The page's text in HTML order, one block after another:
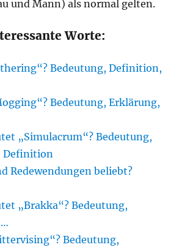
und Mann) als normal gelten.
Worte:
Bedeutung, Definition,
Bedeutung, Erklärung,
„Simulacrum“? Bedeutung,
Definition
Redewendungen beliebt?
„Brakka“? Bedeutung,
Bedeutung,